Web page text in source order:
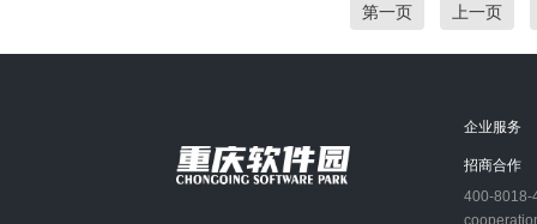
第一页 上一页
企业服务
招商合作
400-8018-